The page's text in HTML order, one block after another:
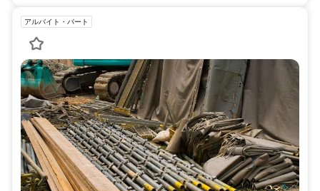
アルバイト・パート